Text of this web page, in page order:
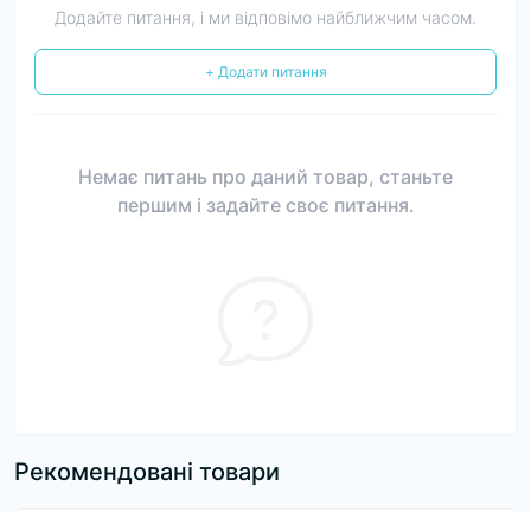
Додайте питання, і ми відповімо найближчим часом.
+ Додати питання
Немає питань про даний товар, станьте
першим і задайте своє питання.
Рекомендовані товари